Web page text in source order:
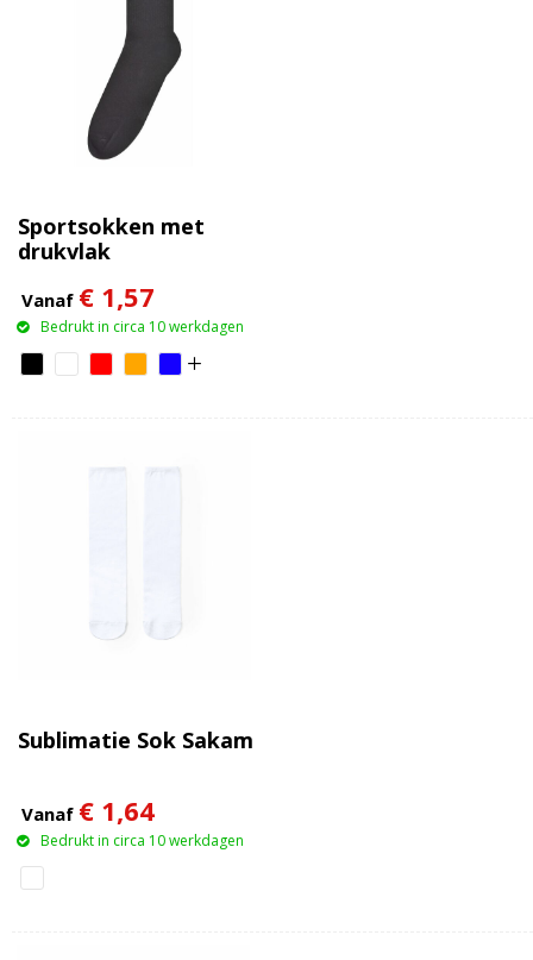
Sportsokken met
drukvlak
Vanaf € 1,57
Bedrukt in circa 10 werkdagen
Sublimatie Sok Sakam
Vanaf € 1,64
Bedrukt in circa 10 werkdagen